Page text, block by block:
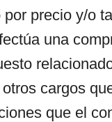
precio y/o
una
cargos
que el